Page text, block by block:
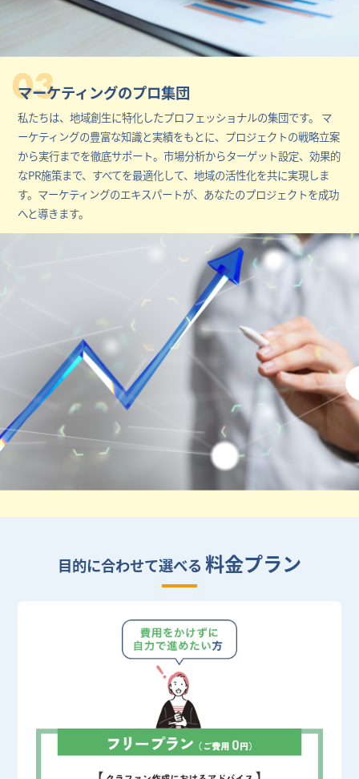
03
マーケティングのプロ集団
私たちは、地域創生に特化したプロフェッショナルの集団です。 マ
ーケティングの豊富な知識と実績をもとに、プロジェクトの戦略立案
から実行までを徹底サポート。市場分析からターゲット設定、効果的
なPR施策まで、すべてを最適化して、地域の活性化を共に実現しま
す。マーケティングのエキスパートが、あなたのプロジェクトを成功
へと導きます。
目的に合わせて選べる 料金プラン